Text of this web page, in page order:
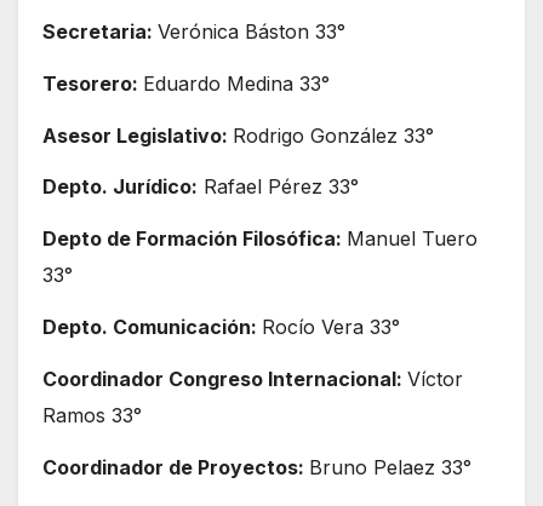
Secretaria: Verónica Báston 33°
Tesorero: Eduardo Medina 33°
Asesor Legislativo: Rodrigo González 33°
Depto. Jurídico: Rafael Pérez 33°
Depto de Formación Filosófica: Manuel Tuero
33°
Depto. Comunicación: Rocío Vera 33°
Coordinador Congreso Internacional: Víctor
Ramos 33°
Coordinador de Proyectos: Bruno Pelaez 33°